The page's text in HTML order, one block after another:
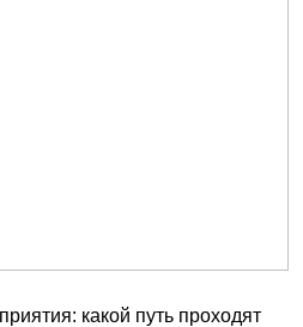
какой путь проходят